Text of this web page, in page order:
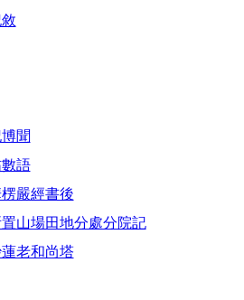
聞
語
嚴經書後
山場田地分處分院記
老和尚塔